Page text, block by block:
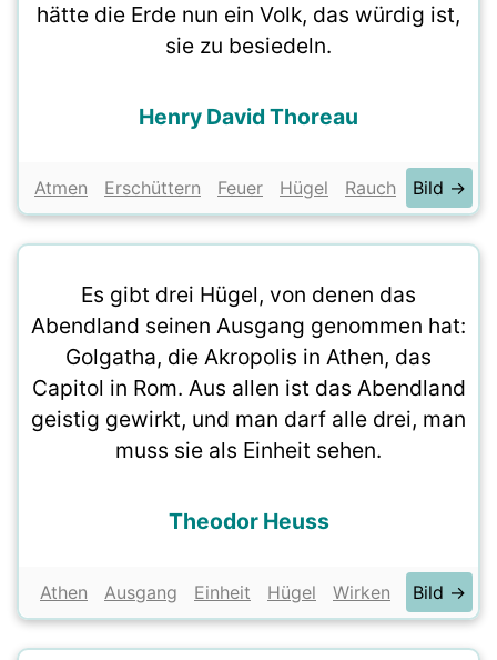
hätte die Erde nun ein Volk, das würdig ist,
sie zu besiedeln.
Henry David Thoreau
Atmen Erschüttern Feuer Hügel Rauch Bild →
Es gibt drei Hügel, von denen das
Abendland seinen Ausgang genommen hat:
Golgatha, die Akropolis in Athen, das
Capitol in Rom. Aus allen ist das Abendland
geistig gewirkt, und man darf alle drei, man
muss sie als Einheit sehen.
Theodor Heuss
Athen Ausgang Einheit Hügel Wirken Bild →